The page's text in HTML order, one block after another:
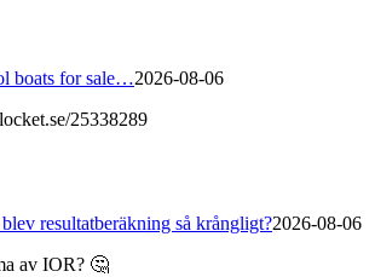
boats for sale…2026-08-06
25338289
resultatberäkning så krångligt?2026-08-06
av IOR? 🤔